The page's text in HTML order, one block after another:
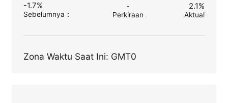
-1.7%
Sebelumnya ：
-
Perkiraan
2.1%
Aktual
Zona Waktu Saat Ini: GMT0